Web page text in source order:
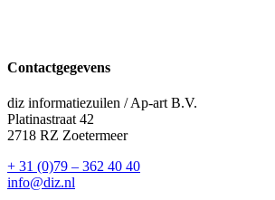
Contactgegevens
diz informatiezuilen / Ap-art B.V.
Platinastraat 42
2718 RZ Zoetermeer
+ 31 (0)79 – 362 40 40
info@diz.nl